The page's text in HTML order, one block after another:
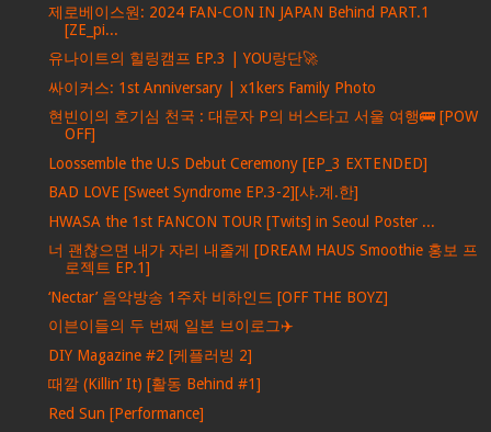
제로베이스원: 2024 FAN-CON IN JAPAN Behind PART.1
[ZE_pi...
유나이트의 힐링캠프 EP.3 | YOU랑단🚀
싸이커스: 1st Anniversary | x1kers Family Photo
현빈이의 호기심 천국 : 대문자 P의 버스타고 서울 여행🚌 [POW
OFF]
Loossemble the U.S Debut Ceremony [EP_3 EXTENDED]
BAD LOVE [Sweet Syndrome EP.3-2][샤.계.한]
HWASA the 1st FANCON TOUR [Twits] in Seoul Poster ...
너 괜찮으면 내가 자리 내줄게 [DREAM HAUS Smoothie 홍보 프
로젝트 EP.1]
‘Nectar’ 음악방송 1주차 비하인드 [OFF THE BOYZ]
이븐이들의 두 번째 일본 브이로그✈️
DIY Magazine #2 [케플러빙 2]
때깔 (Killin’ It) [활동 Behind #1]
Red Sun [Performance]